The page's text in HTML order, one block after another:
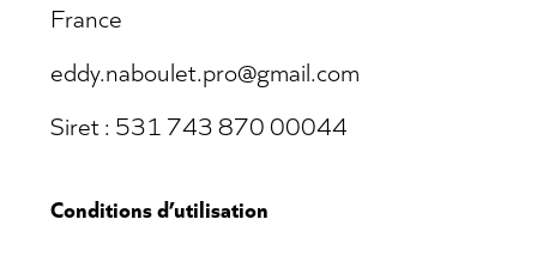
France
eddy.naboulet.pro@gmail.com
Siret : 531 743 870 00044
Conditions d’utilisation